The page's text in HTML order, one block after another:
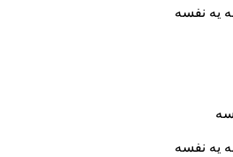
یه نفسه
یه نفسه